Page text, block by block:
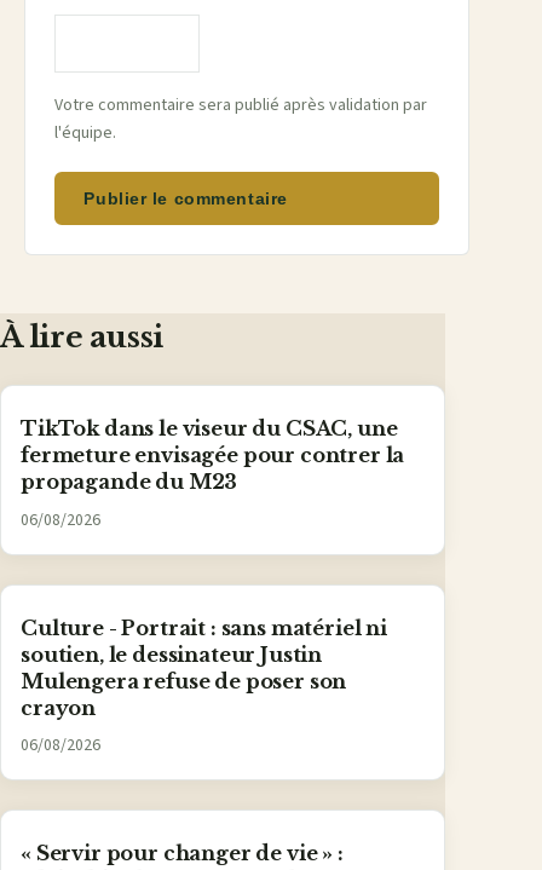
Votre commentaire sera publié après validation par
l'équipe.
Publier le commentaire
À lire aussi
TikTok dans le viseur du CSAC, une
fermeture envisagée pour contrer la
propagande du M23
06/08/2026
Culture - Portrait : sans matériel ni
soutien, le dessinateur Justin
Mulengera refuse de poser son
crayon
06/08/2026
« Servir pour changer de vie » :